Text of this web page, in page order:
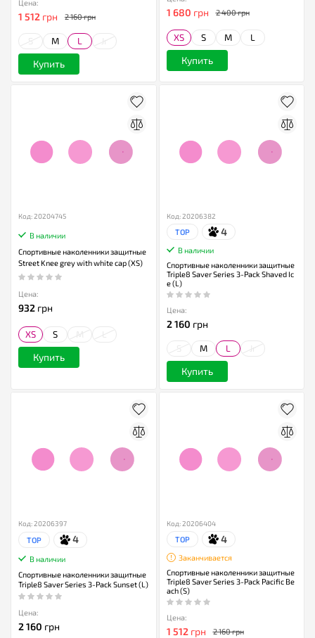
Цена:
1 512 грн 2 160 грн
M L
Купить
1 680 грн 2 400 грн
XS S M L
Купить
Код: 20204745
В наличии
Спортивные наколенники защитные
Street Knee grey with white cap (XS)
Цена:
932 грн
XS S
Купить
Код: 20206382
TOP 4
В наличии
Спортивные наколенники защитные
Triple8 Saver Series 3-Pack Shaved Ic
e (L)
Цена:
2 160 грн
M L
Купить
Код: 20206397
TOP 4
В наличии
Спортивные наколенники защитные
Triple8 Saver Series 3-Pack Sunset (L)
Цена:
2 160 грн
Код: 20206404
TOP 4
Заканчивается
Спортивные наколенники защитные
Triple8 Saver Series 3-Pack Pacific Be
ach (S)
Цена:
1 512грн 2 160 грн